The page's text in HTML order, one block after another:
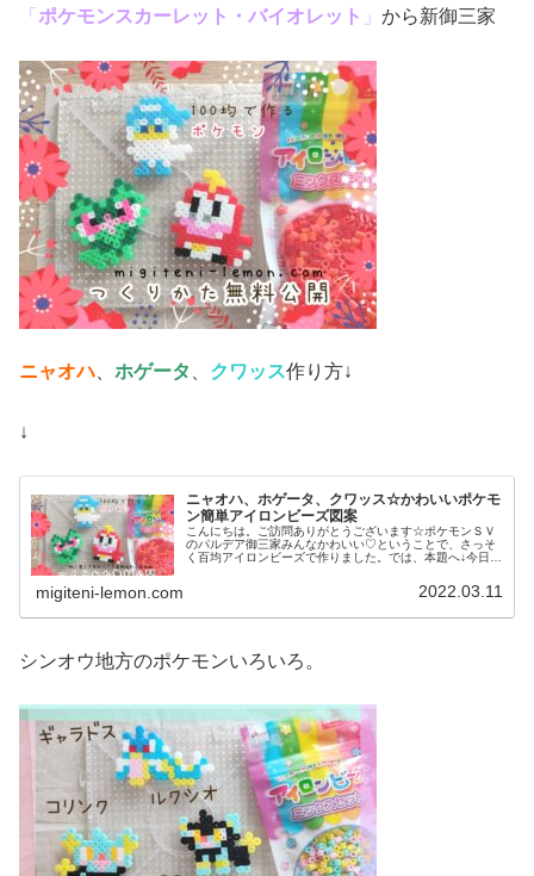
「 ポケモンスカーレット・バイオレット 」 から新御三家
ニャオハ ホゲータ クワッス作り方↓
↓
ニャオハ、ホゲータ、クワッス☆かわいいポケモ
ン簡単アイロンビーズ図案
こんにちは。ご訪問ありがとうございます☆ポケモンＳＶ
のパルデア御三家みんなかわいい♡ということで、さっそ
く百均アイロンビーズで作りました。では、本題へ↓今日の
migiteni-lemon.com 2022.03.11
シンオウ地方のポケモンいろいろ。